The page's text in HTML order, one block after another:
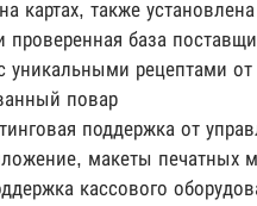
картах, также
проверенная база
уникальными рецептами
повар
поддержка от
макеты печатных
кассового